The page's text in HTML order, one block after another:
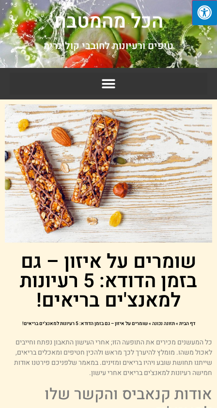
הכל מהמטבח
טיפים ורעיונות לחובבי קולינריה
שומרים על איזון – גם
בזמן הדודא: 5 רעיונות
למאנצ'ים בריאים!
דף הבית»תזונה נכונה»שומרים על איזון – גם בזמן הדודא: 5 רעיונות למאנצ'ים בריאים!
המעשנים מכירים את התופעה הזו; אחרי העישון התאבון נפתח וחייבים
משהו. מומלץ להיערך לכך מראש ולהכין חטיפים ומאכלים בריאים,
תחושת שובע ויהיו בריאים ומזינים. במאמר שלפניכם פירטנו אודות
רעיונות למאנצ'ים בריאים אחרי עישון.
קנאביס והקשר שלו